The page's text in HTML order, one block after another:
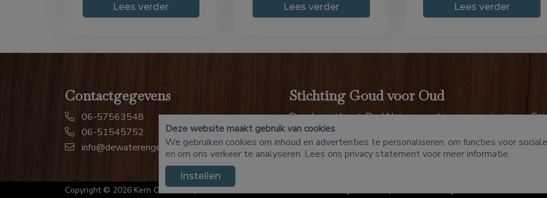
Lees verder Lees verder Lees verder
Contactgegevens
06-57563548
06-51545752
info@dewaterengel.nl
Stichting Goud voor Oud
Rondvaartboot De Waterengel is een project van
Kijk voor informatie op
Copyright © 2026 Kern Online in opdracht van Rondvaartboot De Waterengel
Deze website maakt gebruik van cookies
We gebruiken cookies om inhoud en advertenties te personaliseren, om functies voor
en om ons verkeer te analyseren. Lees ons privacy statement voor meer informatie.
Instellen